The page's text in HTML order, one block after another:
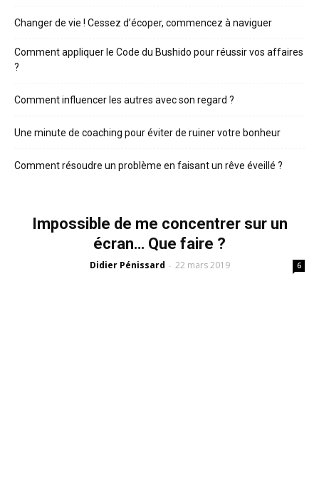
Changer de vie ! Cessez d’écoper, commencez à naviguer
Comment appliquer le Code du Bushido pour réussir vos affaires
?
Comment influencer les autres avec son regard ?
Une minute de coaching pour éviter de ruiner votre bonheur
Comment résoudre un problème en faisant un rêve éveillé ?
Impossible de me concentrer sur un
écran… Que faire ?
Didier Pénissard - 22 mars 2019 6